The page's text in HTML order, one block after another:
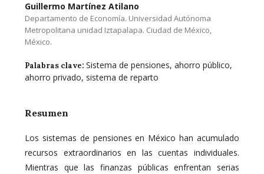
Guillermo Martínez Atilano
Departamento de Economía. Universidad Autónoma
Metropolitana unidad Iztapalapa. Ciudad de México,
México.
Palabras clave:Sistema de pensiones, ahorro público,
ahorro privado, sistema de reparto
Resumen
Los sistemas de pensiones en México han acumulado
recursos extraordinarios en las cuentas individuales.
Mientras que las finanzas públicas enfrentan serias